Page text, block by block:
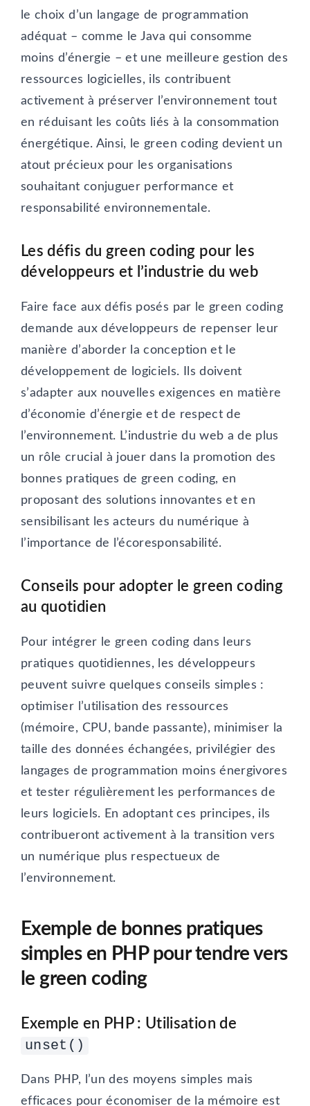
le choix d’un langage de programmation
adéquat – comme le Java qui consomme
moins d’énergie – et une meilleure gestion des
ressources logicielles, ils contribuent
activement à préserver l’environnement tout
en réduisant les coûts liés à la consommation
énergétique. Ainsi, le green coding devient un
atout précieux pour les organisations
souhaitant conjuguer performance et
responsabilité environnementale.
Les défis du green coding pour les
développeurs et l’industrie du web
Faire face aux défis posés par le green coding
demande aux développeurs de repenser leur
manière d’aborder la conception et le
développement de logiciels. Ils doivent
s’adapter aux nouvelles exigences en matière
d’économie d’énergie et de respect de
l’environnement. L’industrie du web a de plus
un rôle crucial à jouer dans la promotion des
bonnes pratiques de green coding, en
proposant des solutions innovantes et en
sensibilisant les acteurs du numérique à
l’importance de l’écoresponsabilité.
Conseils pour adopter le green coding
au quotidien
Pour intégrer le green coding dans leurs
pratiques quotidiennes, les développeurs
peuvent suivre quelques conseils simples :
optimiser l’utilisation des ressources
(mémoire, CPU, bande passante), minimiser la
taille des données échangées, privilégier des
langages de programmation moins énergivores
et tester régulièrement les performances de
leurs logiciels. En adoptant ces principes, ils
contribueront activement à la transition vers
un numérique plus respectueux de
l’environnement.
Exemple de bonnes pratiques
simples en PHP pour tendre vers
le green coding
Exemple en PHP : Utilisation de
unset()
Dans PHP, l’un des moyens simples mais
efficaces pour économiser de la mémoire est